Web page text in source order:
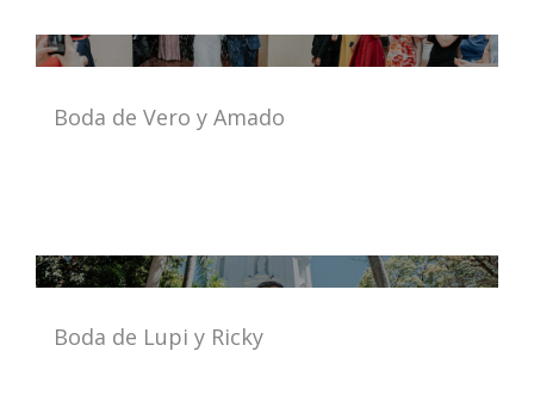
Boda de Vero y Amado
Boda de Lupi y Ricky